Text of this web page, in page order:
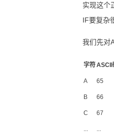
实现这个
IF要复杂
我们先对
字符ASCII
A 65
B 66
C 67